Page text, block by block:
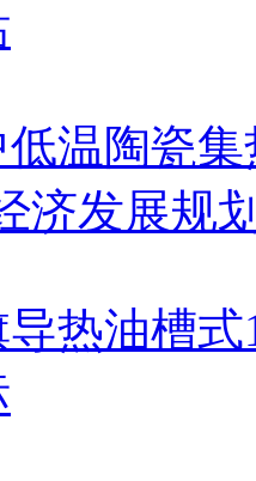
温陶瓷
济发展规
热油槽